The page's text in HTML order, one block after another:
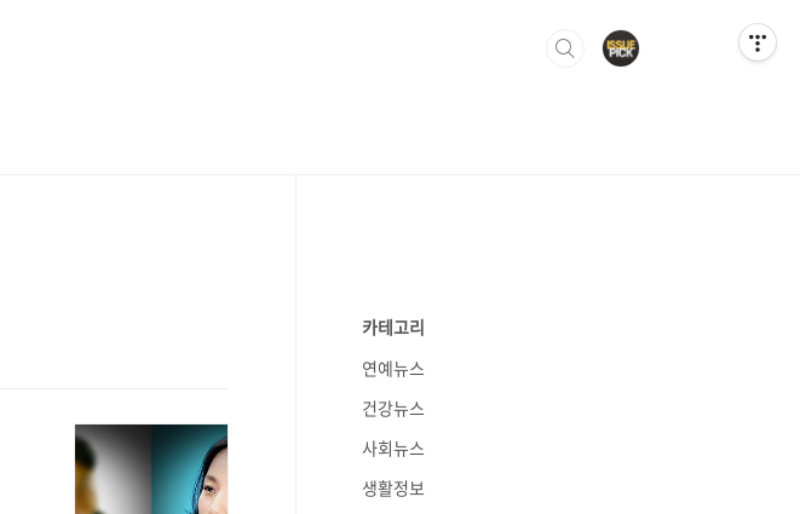
카테고리
연예뉴스
건강뉴스
사회뉴스
생활정보